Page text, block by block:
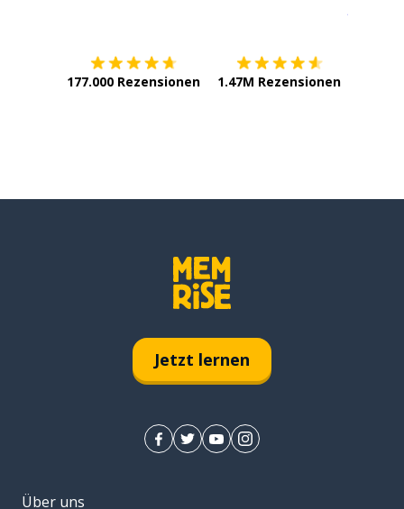
177.000 Rezensionen 1.47M Rezensionen
Jetzt lernen
Über uns